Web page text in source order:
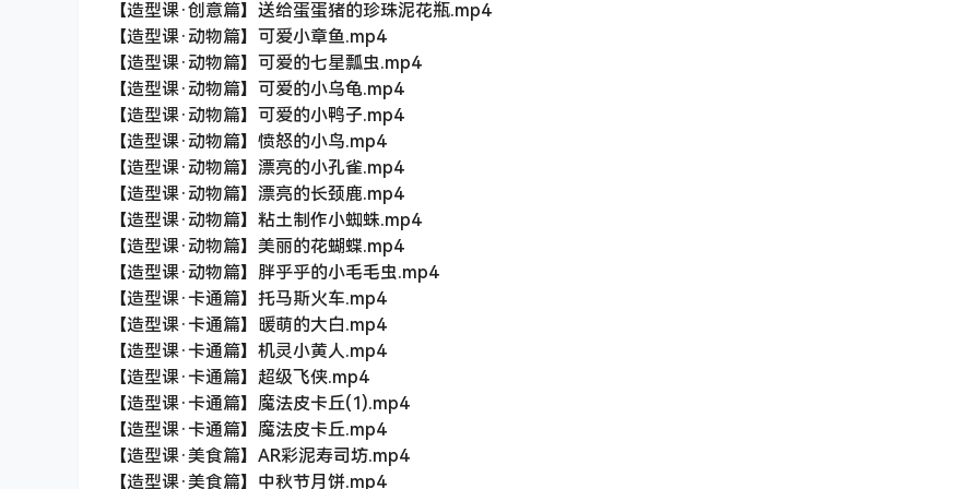
【造型课·创意篇】送给蛋蛋猪的珍珠泥花瓶.mp4
【造型课·动物篇】可爱小章鱼.mp4
【造型课·动物篇】可爱的七星瓢虫.mp4
【造型课·动物篇】可爱的小乌龟.mp4
【造型课·动物篇】可爱的小鸭子.mp4
【造型课·动物篇】愤怒的小鸟.mp4
【造型课·动物篇】漂亮的小孔雀.mp4
【造型课·动物篇】漂亮的长颈鹿.mp4
【造型课·动物篇】粘土制作小蜘蛛.mp4
【造型课·动物篇】美丽的花蝴蝶.mp4
【造型课·动物篇】胖乎乎的小毛毛虫.mp4
【造型课·卡通篇】托马斯火车.mp4
【造型课·卡通篇】暖萌的大白.mp4
【造型课·卡通篇】机灵小黄人.mp4
【造型课·卡通篇】超级飞侠.mp4
【造型课·卡通篇】魔法皮卡丘(1).mp4
【造型课·卡通篇】魔法皮卡丘.mp4
【造型课·美食篇】AR彩泥寿司坊.mp4
【造型课·美食篇】中秋节月饼.mp4